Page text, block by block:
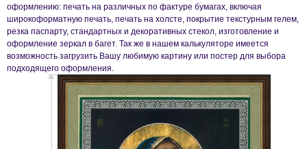
оформлению: печать на различных по фактуре бумагах, включая
широкоформатную печать, печать на холсте, покрытие текстурным гелем,
резка паспарту, стандартных и декоративных стекол, изготовление и
оформление зеркал в багет. Так же в нашем калькуляторе имеется
возможность загрузить Вашу любимую картину или постер для выбора
подходящего оформления.